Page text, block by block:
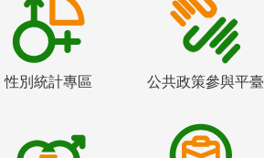
性別統計專區 公共政策參與平臺